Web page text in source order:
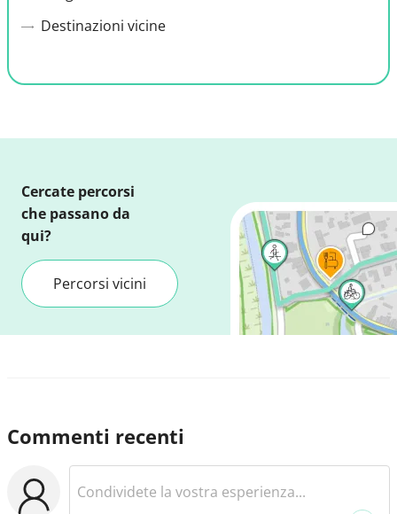
Destinazioni vicine
Cercate percorsi
che passano da
qui?
Percorsi vicini
Commenti recenti